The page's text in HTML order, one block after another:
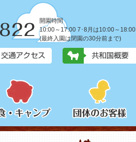
開園時間
10:00～17:00 7･8月は10:00～18:00
(最終入園は閉園の30分前まで)